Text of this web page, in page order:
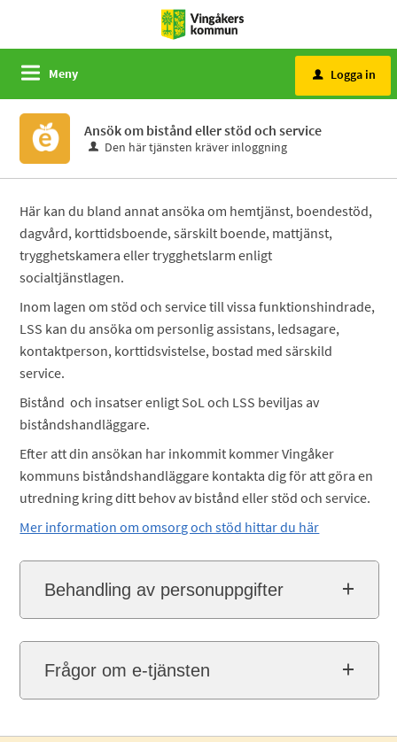
Meny u Logga in
Ansök om bistånd eller stöd och service
Den här tjänsten kräver inloggning
Här kan du bland annat ansöka om hemtjänst, boendestöd,
dagvård, korttidsboende, särskilt boende, mattjänst,
trygghetskamera eller trygghetslarm enligt
socialtjänstlagen.
Inom lagen om stöd och service till vissa funktionshindrade,
LSS kan du ansöka om personlig assistans, ledsagare,
kontaktperson, korttidsvistelse, bostad med särskild
service.
Bistånd och insatser enligt SoL och LSS beviljas av
biståndshandläggare.
Efter att din ansökan har inkommit kommer Vingåker
kommuns biståndshandläggare kontakta dig för att göra en
utredning kring ditt behov av bistånd eller stöd och service.
Mer information om omsorg och stöd hittar du här
Behandling av personuppgifter
Frågor om e-tjänsten